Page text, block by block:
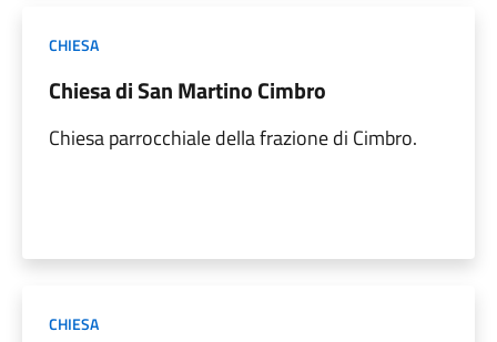
CHIESA
Chiesa di San Martino Cimbro
Chiesa parrocchiale della frazione di Cimbro.
CHIESA